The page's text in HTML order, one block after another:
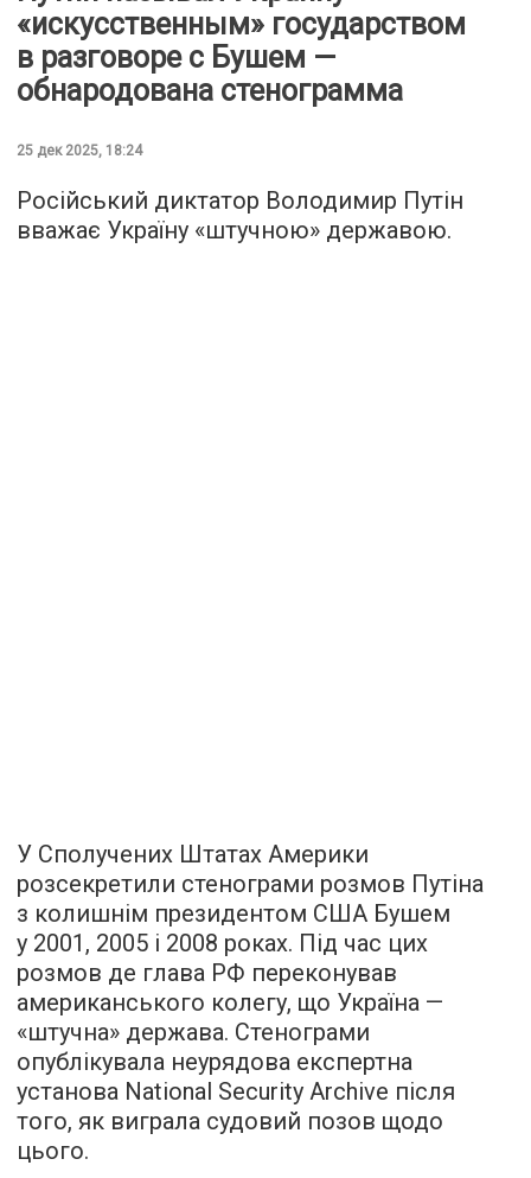
«искусственным» государством
в разговоре с Бушем —
обнародована стенограмма
25 дек 2025, 18:24
Російський диктатор Володимир Путін
вважає Україну «штучною» державою.
У Сполучених Штатах Америки
розсекретили стенограми розмов Путіна
з колишнім президентом США Бушем
у 2001, 2005 і 2008 роках. Під час цих
розмов де глава РФ переконував
американського колегу, що Україна —
«штучна» держава. Стенограми
опублікувала неурядова експертна
установа National Security Archive після
того, як виграла судовий позов щодо
цього.